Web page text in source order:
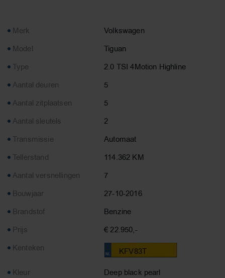
Merk
Volkswagen
Model
Tiguan
Type
2.0 TSI 4Motion Highline
Aantal deuren
5
Aantal zitplaatsen
5
Aantal sleutels
2
Transmissie
Automaat
Tellerstand
114.362 KM
Aantal versnellingen
7
Bouwjaar
27-10-2016
Brandstof
Benzine
Prijs
€ 22.950,-
Kenteken
KFV83T
Kleur
Deep black pearl